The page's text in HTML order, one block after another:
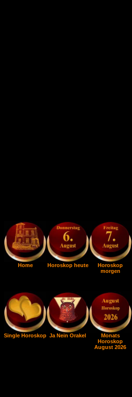
Home Horoskop heute
Horoskop
morgen
Single Horoskop Ja Nein Orakel
Monats
Horoskop
August 2026